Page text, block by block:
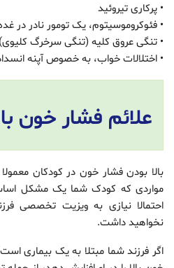
• پرکاری تیروئید
• فئوکروموسیتوم، یک تومور نادر در
• تنگی عروق کلیه (تنگی سرخرگ کلیوی)
• اختلالات خواب، به خصوص آپنه
علائم فشار خون
بالا بودن فشار خون در کودکان
مواردی که کودک شما یک مشکل
احتمالا نیازی به ویزیت تخصصی
نخواهید داشت.
اگر فرزند شما مبتلا به یک بیماری